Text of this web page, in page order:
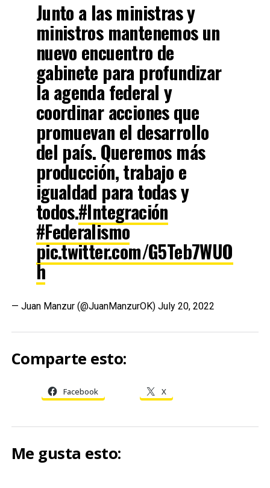
Junto a las ministras y
ministros mantenemos un
nuevo encuentro de
gabinete para profundizar
la agenda federal y
coordinar acciones que
promuevan el desarrollo
del país. Queremos más
producción, trabajo e
igualdad para todas y
todos.#Integración
#Federalismo
pic.twitter.com/G5Teb7WUO
h
— Juan Manzur (@JuanManzurOK) July 20, 2022
Comparte esto:
Facebook X
Me gusta esto: